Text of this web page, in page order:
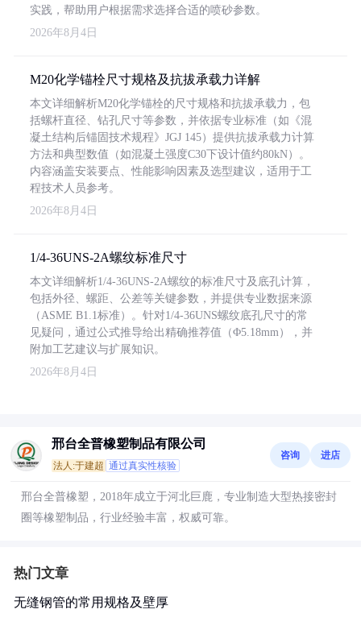
实践，帮助用户根据需求选择合适的喷砂参数。
2026年8月4日
M20化学锚栓尺寸规格及抗拔承载力详解
本文详细解析M20化学锚栓的尺寸规格和抗拔承载力，包
括螺杆直径、钻孔尺寸等参数，并依据专业标准（如《混
凝土结构后锚固技术规程》JGJ 145）提供抗拔承载力计算
方法和典型数值（如混凝土强度C30下设计值约80kN）。
内容涵盖安装要点、性能影响因素及选型建议，适用于工
程技术人员参考。
2026年8月4日
1/4-36UNS-2A螺纹标准尺寸
本文详细解析1/4-36UNS-2A螺纹的标准尺寸及底孔计算，
包括外径、螺距、公差等关键参数，并提供专业数据来源
（ASME B1.1标准）。针对1/4-36UNS螺纹底孔尺寸的常
见疑问，通过公式推导给出精确推荐值（Φ5.18mm），并
附加工艺建议与扩展知识。
2026年8月4日
邢台全普橡塑制品有限公司
法人:于建超 通过真实性核验
咨询 进店
邢台全普橡塑，2018年成立于河北巨鹿，专业制造大型热接密封
圈等橡塑制品，行业经验丰富，权威可靠。
热门文章
无缝钢管的常用规格及壁厚